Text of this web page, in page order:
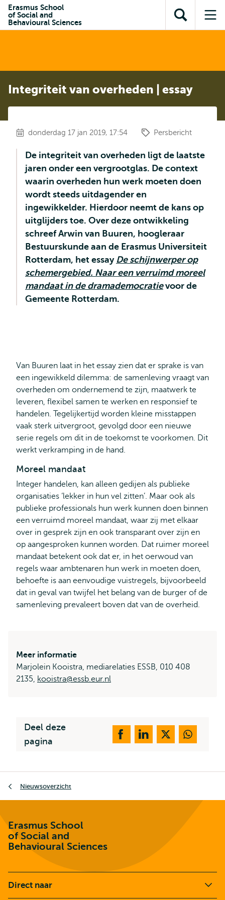
inhoud
Direct naar
subnavigatie
Erasmus School
of Social and
Behavioural Sciences
Toon
zoekveld
Integriteit van overheden | essay
donderdag 17 jan 2019, 17:54 Persbericht
De integriteit van overheden ligt de laatste
jaren onder een vergrootglas. De context
waarin overheden hun werk moeten doen
wordt steeds uitdagender en
ingewikkelder. Hierdoor neemt de kans op
uitglijders toe. Over deze ontwikkeling
schreef Arwin van Buuren, hoogleraar
Bestuurskunde aan de Erasmus Universiteit
Rotterdam, het essay De schijnwerper op
schemergebied. Naar een verruimd moreel
mandaat in de dramademocratie voor de
Gemeente Rotterdam.
Van Buuren laat in het essay zien dat er sprake is van
een ingewikkeld dilemma: de samenleving vraagt van
overheden om ondernemend te zijn, maatwerk te
leveren, flexibel samen te werken en responsief te
handelen. Tegelijkertijd worden kleine misstappen
vaak sterk uitvergroot, gevolgd door een nieuwe
serie regels om dit in de toekomst te voorkomen. Dit
werkt verkramping in de hand.
Moreel mandaat
Integer handelen, kan alleen gedijen als publieke
organisaties ‘lekker in hun vel zitten’. Maar ook als
publieke professionals hun werk kunnen doen binnen
een verruimd moreel mandaat, waar zij met elkaar
over in gesprek zijn en ook transparant over zijn en
op aangesproken kunnen worden. Dat ruimer moreel
mandaat betekent ook dat er, in het oerwoud van
regels waar ambtenaren hun werk in moeten doen,
behoefte is aan eenvoudige vuistregels, bijvoorbeeld
dat in geval van twijfel het belang van de burger of de
samenleving prevaleert boven dat van de overheid.
Meer informatie
Marjolein Kooistra, mediarelaties ESSB, 010 408
2135, kooistra@essb.eur.nl
Deel deze
pagina
Nieuwsoverzicht
Erasmus School
of Social and
Behavioural Sciences
Direct naar